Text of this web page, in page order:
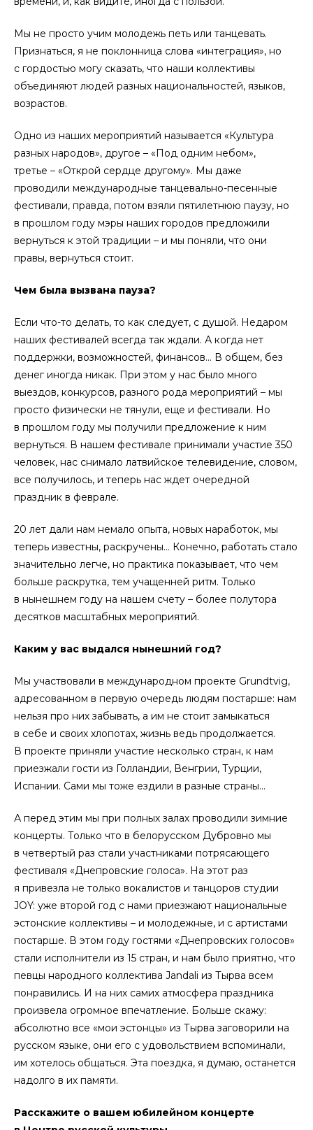
Мы не просто учим молодежь петь или танцевать.
Признаться, я не поклонница слова «интеграция», но
с гордостью могу сказать, что наши коллективы
объединяют людей разных национальностей, языков,
возрастов.
Одно из наших мероприятий называется «Культура
разных народов», другое – «Под одним небом»,
третье – «Открой сердце другому». Мы даже
проводили международные танцевально-песенные
фестивали, правда, потом взяли пятилетнюю паузу, но
в прошлом году мэры наших городов предложили
вернуться к этой традиции – и мы поняли, что они
правы, вернуться стоит.
Чем была вызвана пауза?
Если что-то делать, то как следует, с душой. Недаром
наших фестивалей всегда так ждали. А когда нет
поддержки, возможностей, финансов… В общем, без
денег иногда никак. При этом у нас было много
выездов, конкурсов, разного рода мероприятий – мы
просто физически не тянули, еще и фес­тивали. Но
в прошлом году мы получили предложение к ним
вернуться. В нашем фестивале принимали участие 350
человек, нас снимало латвийское телевидение, словом,
все получилось, и теперь нас ждет очередной
праздник в феврале.
20 лет дали нам немало опыта, новых наработок, мы
теперь известны, раскручены… Конечно, работать стало
значительно легче, но практика показывает, что чем
больше раскрутка, тем учащенней ритм. Только
в нынешнем году на нашем счету – более полутора
десятков масштабных мероприятий.
Каким у вас выдался нынешний год?
Мы участвовали в международном проекте Grundtvig,
адресованном в первую очередь людям постарше: нам
нельзя про них забывать, а им не стоит замыкаться
в себе и своих хлопотах, жизнь ведь продолжается.
В проекте приняли участие несколько стран, к нам
приезжали гости из Голландии, Венгрии, Турции,
Испании. Сами мы тоже ездили в разные страны…
А перед этим мы при полных залах проводили зимние
концерты. Только что в белорусском Дубровно мы
в четвертый раз стали участниками потрясающего
фестиваля «Днепровские голоса». На этот раз
я привезла не только вокалистов и танцоров студии
JOY: уже второй год с нами приезжают национальные
эстонские коллективы – и молодежные, и с артистами
постарше. В этом году гостями «Днепровских голосов»
стали исполнители из 15 стран, и нам было приятно, что
певцы народного коллектива Jandali из Тырва всем
понравились. И на них самих атмосфера праздника
произвела огромное впечатление. Больше скажу:
абсолютно все «мои эстонцы» из Тырва заговорили на
русском языке, они его с удовольствием вспоминали,
им хотелось общаться. Эта поездка, я думаю, останется
надолго в их памяти.
Расскажите о вашем юбилейном концерте